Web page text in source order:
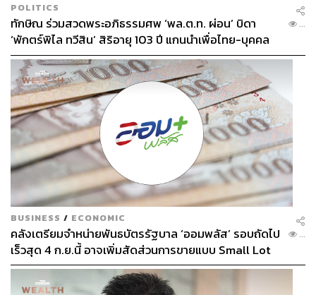
TAGS: ประวิตร วงษ์สุวรรณ
การท่องเที่ยวแห่งประเทศไทย (ททท.)
ทัวร์จีน
นักท่องเที่ยวจีน
POLITICS
ทักษิณ ร่วมสวดพระอภิธรรมศพ ‘พล.ต.ท. ผ่อน’ บิดา
‘พักตร์พิไล ทวีสิน’ สิริอายุ 103 ปี แกนนำเพื่อไทย-บุคคล
หลากวงการร่วมอาลัย
...
BUSINESS / ECONOMIC
คลังเตรียมจำหน่ายพันธบัตรรัฐบาล ‘ออมพลัส’ รอบถัดไป
เร็วสุด 4 ก.ย.นี้ อาจเพิ่มสัดส่วนการขายแบบ Small Lot
First มากขึ้น
...